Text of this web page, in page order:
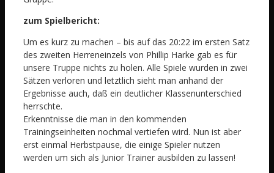
zum Spielbericht:
Um es kurz zu machen – bis auf das 20:22 im ersten Satz
des zweiten Herreneinzels von Phillip Harke gab es für
unsere Truppe nichts zu holen. Alle Spiele wurden in zwei
Sätzen verloren und letztlich sieht man anhand der
Ergebnisse auch, daß ein deutlicher Klassenunterschied
herrschte.
Erkenntnisse die man in den kommenden
Trainingseinheiten nochmal vertiefen wird. Nun ist aber
erst einmal Herbstpause, die einige Spieler nutzen
werden um sich als Junior Trainer ausbilden zu lassen!